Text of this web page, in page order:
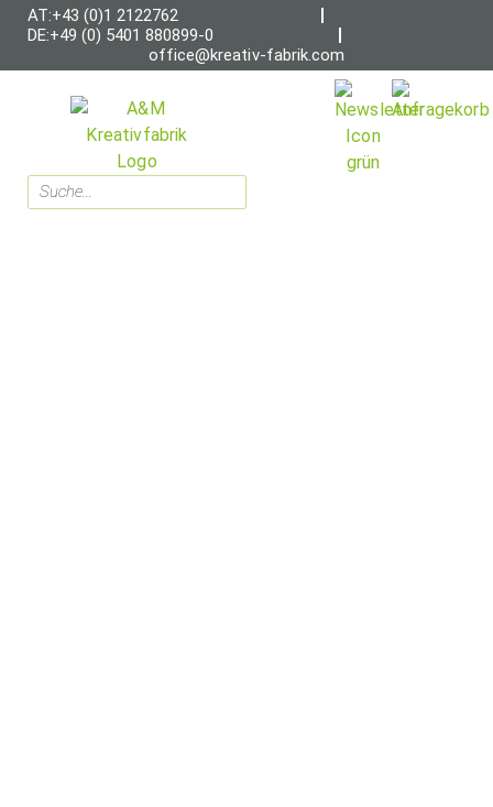
AT:+43 (0)1 2122762
DE:+49 (0) 5401 880899-0
office@kreativ-fabrik.com